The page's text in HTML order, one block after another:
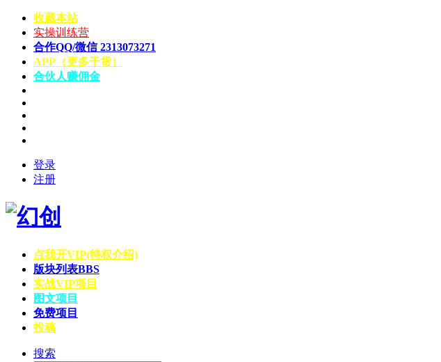
收藏本站
实操训练营
合作QQ/微信 2313073271
APP（更多干货）
合伙人赚佣金
登录
注册
点我开VIP(特权介绍)
版块列表BBS
实战VIP项目
图文项目
免费项目
投稿
搜索